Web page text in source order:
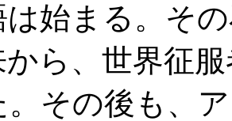
始まる。そ
から、世界征
。その後も、